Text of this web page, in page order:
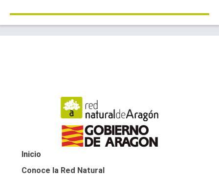
Inicio
Conoce la Red Natural